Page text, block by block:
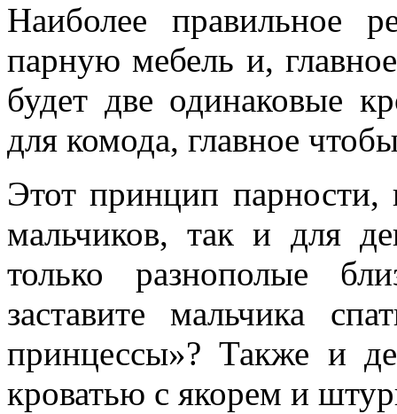
Наиболее правильное
парную мебель и,
будет две одинаковые
для комода, главное
Этот принцип парности,
мальчиков, так и для
только разнополые
заставите мальчика
принцессы»? Также и
кроватью с якорем и